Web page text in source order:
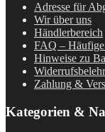
Adresse für
Wir über uns
Händlerbereich
FAQ – Häufige
Hinweise zu
Zahlung &
Kategorien &